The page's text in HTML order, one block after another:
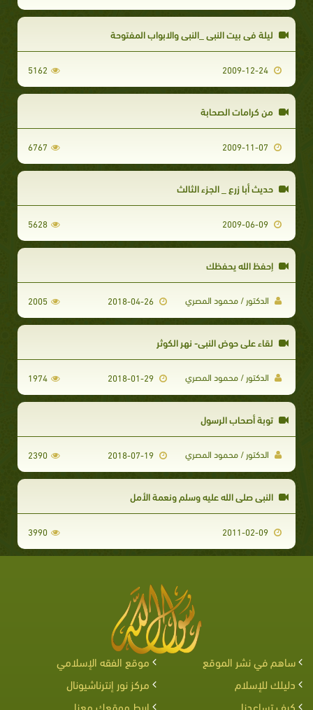
ليلة في بيت النبي _النبي والابواب المفتوحة
5162
من كرامات الصحابة
6767
حديث أبا زرع _ الجزء الثالث
5628
إحفظ الله يحفظك
الدكتور / محمود المصري 2005
لقاء على حوض النبي- نهر الكوثر
الدكتور / محمود المصري 1974
توبة أصحاب الرسول
الدكتور / محمود المصري 2390
النبي صلى الله عليه وسلم ونعمة الأمل
3990
ساهم في نشر الموقع
موقع الفقه الإسلامي
دليلك للإسلام
مركز نور إنترناشيونال
كيف تساعدنا
اربط موقعك معنا